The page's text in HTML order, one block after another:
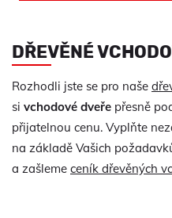
DŘEVĚNÉ
Rozhodli jste se pro naše
si vchodové dveře přesně
přijatelnou cenu. Vyplňte
na základě Vašich
a zašleme ceník dřevěných